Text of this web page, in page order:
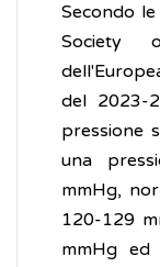
Secondo
Society
del 2023-
pressione
una
mmHg,
120-129
mmHg ed